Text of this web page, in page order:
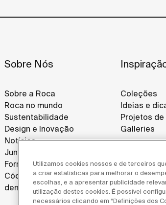
Sobre Nós
Sobre a Roca
Roca no mundo
Sustentabilidade
Design e Inovação
Notícias
Junte-se a Nós
Fornecedores
Código de ética e canal de
denúncias
Coleções
Ideias e
Projetos
Galleries
Utilizamos cookies nossos e de terceiros
a criar estatísticas para melhorar o
escolhas, e a apresentar publicidade
utilização destes cookies. É possível
necessários clicando em “Definições dos